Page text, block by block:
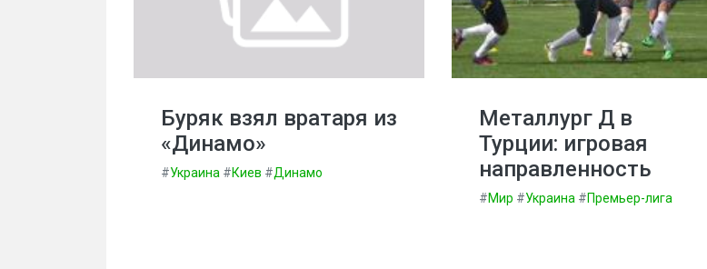
Буряк взял вратаря из
«Динамо»
#Украина #Киев #Динамо
Металлург Д в
Турции: игровая
направленность
#Мир #Украина #Премьер-лига